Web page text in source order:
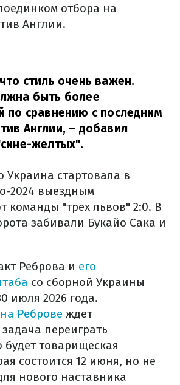
отбора на
Англии.
стиль очень важен.
быть более
по сравнению с последним
Англии, – добавил
желтых".
Украина стартовала в
2024 выездным
команды "трех львов" 2:0. В
забивали Букайо Сака и
Реброва и его
со сборной Украины
июля 2026 года.
Реброве ждет
переиграть
товарищеская
состоится 12 июня, но не
нового наставника